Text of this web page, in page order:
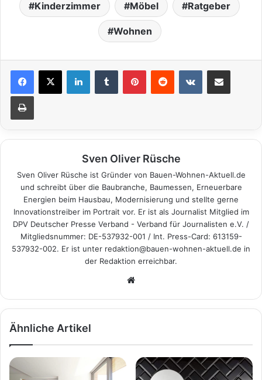
Kinderzimmer Möbel Ratgeber
Wohnen
Sven Oliver Rüsche
Sven Oliver Rüsche ist Gründer von Bauen-Wohnen-Aktuell.de
und schreibt über die Baubranche, Baumessen, Erneuerbare
Energien beim Hausbau, Modernisierung und stellte gerne
Innovationstreiber im Portrait vor. Er ist als Journalist Mitglied im
DPV Deutscher Presse Verband - Verband für Journalisten e.V. /
Mitgliedsnummer: DE-537932-001 / Int. Press-Card: 613159-
537932-002. Er ist unter redaktion@bauen-wohnen-aktuell.de in
der Redaktion erreichbar.
eit
Ähnliche Artikel